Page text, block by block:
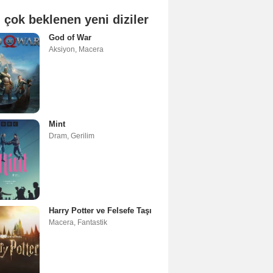
çok beklenen yeni diziler
God of War
Aksiyon, Macera
Mint
Dram, Gerilim
Harry Potter ve Felsefe Taşı
Macera, Fantastik